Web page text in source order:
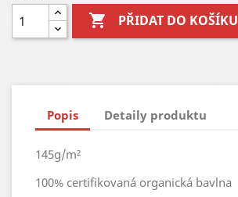
 PŘIDAT DO KOŠÍKU
Popis Detaily produktu
145g/m²
100% certifikovaná organická bavlna